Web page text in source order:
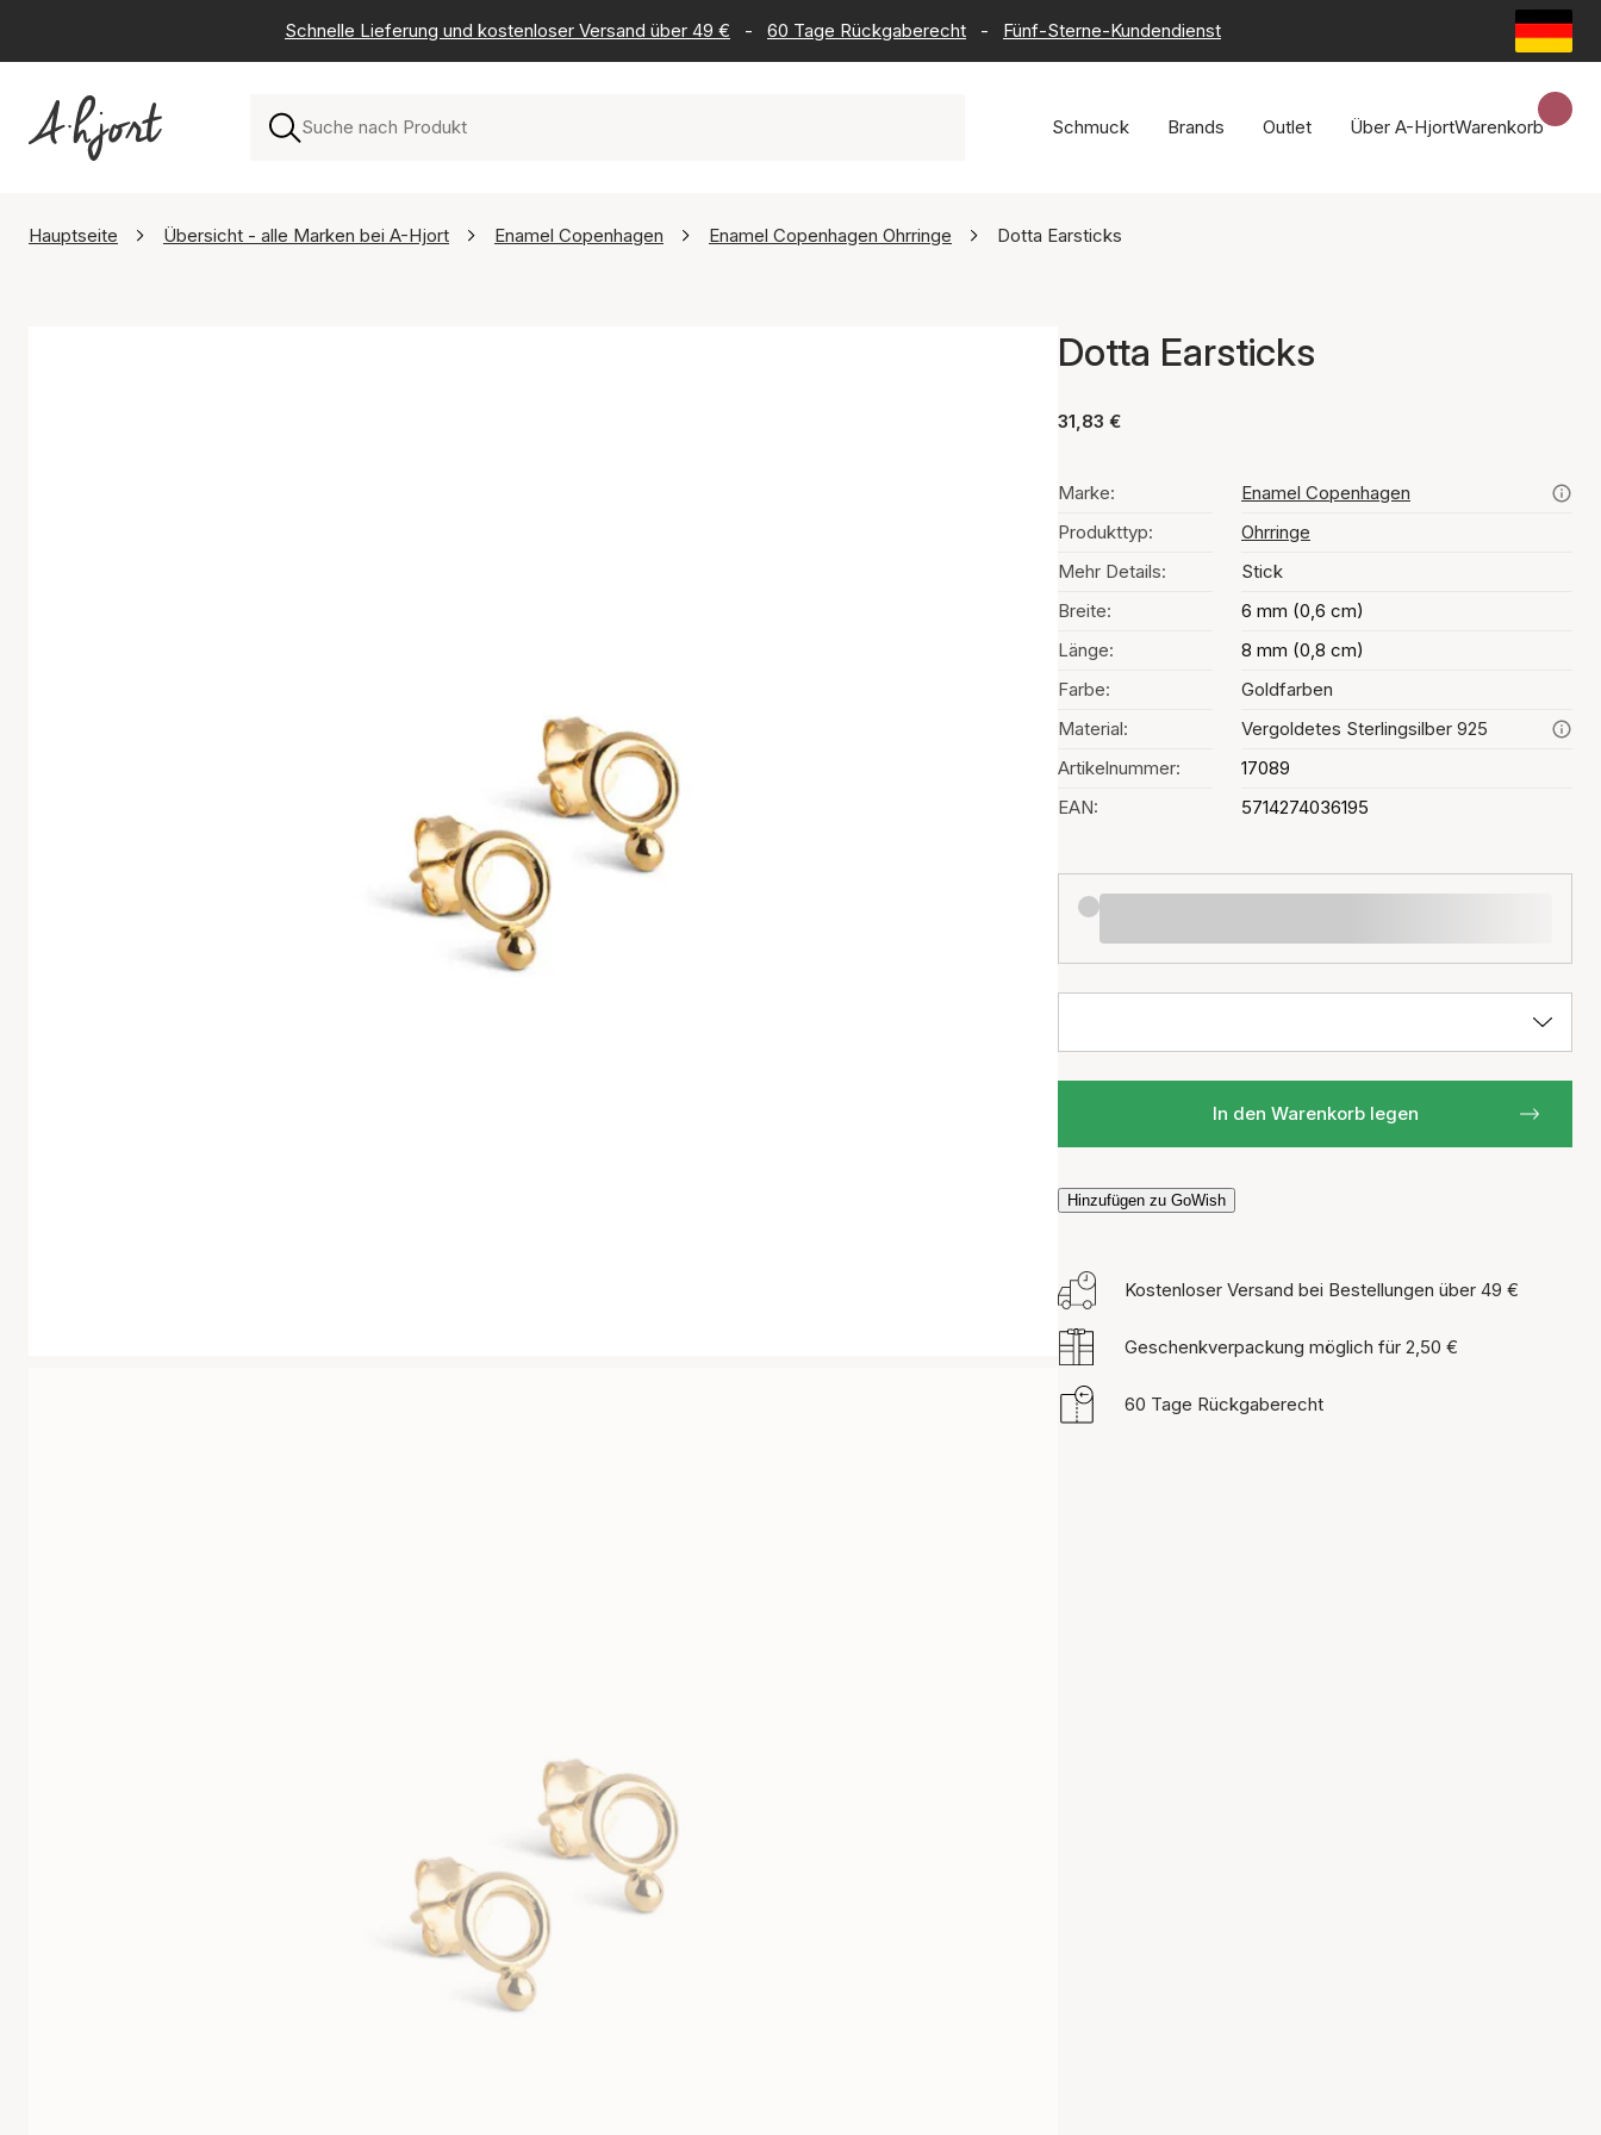
Schnelle Lieferung und kostenloser Versand über 49 € - 60 Tage Rückgaberecht - Fünf-Sterne-Kundendienst
Schmuck Brands Outlet Über A-HjortWarenkorb
Hauptseite Übersicht - alle Marken bei A-Hjort Enamel Copenhagen Enamel Copenhagen Ohrringe Dotta Earsticks
Dotta Earsticks
31,83 €
Marke:
Enamel Copenhagen
Produkttyp:
Ohrringe
Mehr Details:
Stick
Breite:
6 mm (0,6 cm)
Länge:
8 mm (0,8 cm)
Farbe:
Goldfarben
Material:
Vergoldetes Sterlingsilber 925
Artikelnummer:
17089
EAN:
5714274036195
In den Warenkorb legen
Hinzufügen zu GoWish
Kostenloser Versand bei Bestellungen über 49 €
Geschenkverpackung möglich für 2,50 €
60 Tage Rückgaberecht